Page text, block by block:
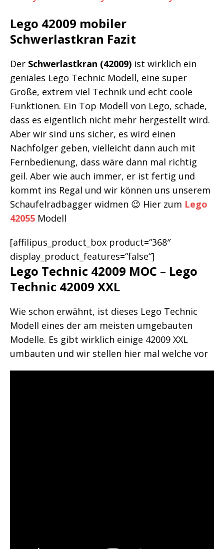
Lego 42009 mobiler
Schwerlastkran Fazit
Der Schwerlastkran (42009) ist wirklich ein
geniales Lego Technic Modell, eine super
Größe, extrem viel Technik und echt coole
Funktionen. Ein Top Modell von Lego, schade,
dass es eigentlich nicht mehr hergestellt wird.
Aber wir sind uns sicher, es wird einen
Nachfolger geben, vielleicht dann auch mit
Fernbedienung, dass wäre dann mal richtig
geil. Aber wie auch immer, er ist fertig und
kommt ins Regal und wir können uns unserem
Schaufelradbagger widmen 😉 Hier zum Lego
42055 Modell
[affilipus_product_box product=“368″
display_product_features=“false“]
Lego Technic 42009 MOC – Lego
Technic 42009 XXL
Wie schon erwähnt, ist dieses Lego Technic
Modell eines der am meisten umgebauten
Modelle. Es gibt wirklich einige 42009 XXL
umbauten und wir stellen hier mal welche vor